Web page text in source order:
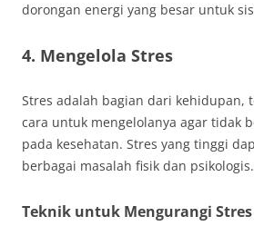
dorongan energi yang besar untuk
4. Mengelola Stres
Stres adalah bagian dari kehidupan,
cara untuk mengelolanya agar tidak
pada kesehatan. Stres yang tinggi
berbagai masalah fisik dan psikologis.
Teknik untuk Mengurangi Stres